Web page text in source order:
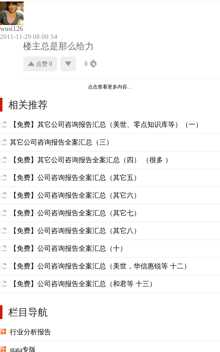
wusi126
2011-11-29 08:00:54
楼主总是那么给力
点赞 0 0
点击查看更多内容…
相关推荐
【免费】其它公司咨询报告汇总（美世、零点知识库等）（一）
其它公司咨询报告全案汇总（三）
【免费】其它公司咨询报告全案汇总（四） （很多 ）
【免费】公司咨询报告全案汇总（其它五）
【免费】公司咨询报告全案汇总（其它六）
【免费】公司咨询报告全案汇总（其它七）
【免费】公司咨询报告全案汇总（其它八）
【免费】公司咨询报告全案汇总（十）
【免费】公司咨询报告全案汇总（美世，华信惠锐等 十二）
【免费】公司咨询报告全案汇总（和君等 十三）
栏目导航
行业分析报告
stata专版